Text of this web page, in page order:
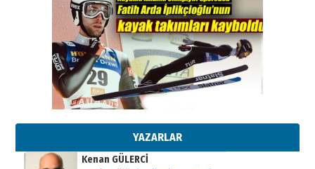
YAZARLAR
Kenan GÜLERCİ
Metin Külünk: Aileyi Korumak
Geleceği Korumaktır
11 Mayıs 2026 Pazartesi
Kenan GÜLERCİ
Metin Külünk: Aileyi Korumak
Geleceği Korumaktır
11 Mayıs 2026 Pazartesi
Kenan GÜLERCİ